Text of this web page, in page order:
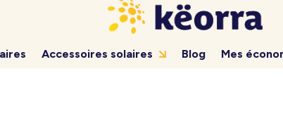
Accessoires solaires Blog Mes